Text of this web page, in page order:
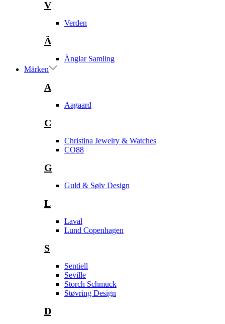
V
Verden
Ä
Änglar Samling
Märken
A
Aagaard
C
Christina Jewelry & Watches
CO88
G
Guld & Sølv Design
L
Laval
Lund Copenhagen
S
Sentiell
Seville
Storch Schmuck
Støvring Design
D